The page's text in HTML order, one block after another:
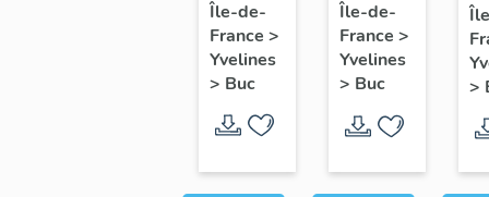
immeuble
Île-de-
France >
Yvelines
> Buc
Île-de-
France >
Yvelines
> Buc
>